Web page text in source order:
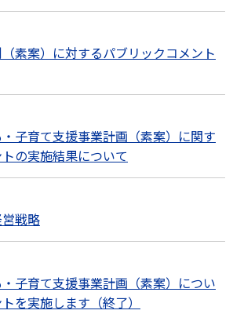
素案）に対するパブリックコメント
子育て支援事業計画（素案）に関す
の実施結果について
戦略
子育て支援事業計画（素案）につい
を実施します（終了）